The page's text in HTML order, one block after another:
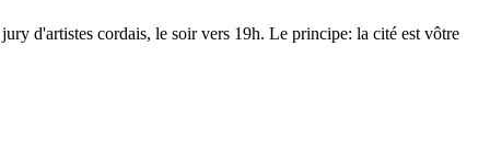
d'artistes cordais, le soir vers 19h. Le principe: la cité est vôtre